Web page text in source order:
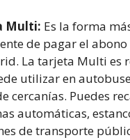
Multi: Es la forma
de pagar el
La tarjeta Multi es
utilizar en
cercanías. Puedes
automáticas,
de transporte